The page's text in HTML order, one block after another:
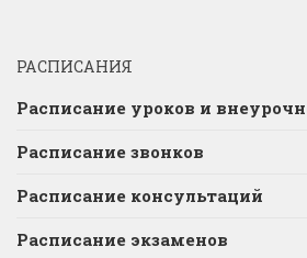
РАСПИСАНИЯ
Расписание уроков и
Расписание звонков
Расписание консультаций
Расписание экзаменов